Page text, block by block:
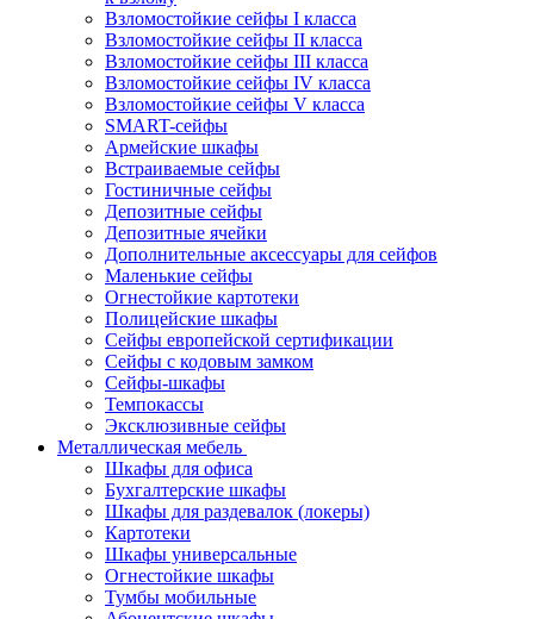
Взломостойкие сейфы I класса
Взломостойкие сейфы II класса
Взломостойкие сейфы III класса
Взломостойкие сейфы IV класса
Взломостойкие сейфы V класса
SMART-сейфы
Армейские шкафы
Встраиваемые сейфы
Гостиничные сейфы
Депозитные сейфы
Депозитные ячейки
Дополнительные аксессуары для сейфов
Маленькие сейфы
Огнестойкие картотеки
Полицейские шкафы
Сейфы европейской сертификации
Сейфы с кодовым замком
Сейфы-шкафы
Темпокассы
Эксклюзивные сейфы
Металлическая мебель
Шкафы для офиса
Бухгалтерские шкафы
Шкафы для раздевалок (локеры)
Картотеки
Шкафы универсальные
Огнестойкие шкафы
Тумбы мобильные